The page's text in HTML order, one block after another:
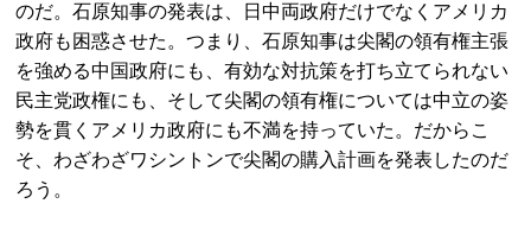
のだ。石原知事の発表は、日中両政府だけでなくアメリカ
政府も困惑させた。つまり、石原知事は尖閣の領有権主張
を強める中国政府にも、有効な対抗策を打ち立てられない
民主党政権にも、そして尖閣の領有権については中立の姿
勢を貫くアメリカ政府にも不満を持っていた。だからこ
そ、わざわざワシントンで尖閣の購入計画を発表したのだ
ろう。